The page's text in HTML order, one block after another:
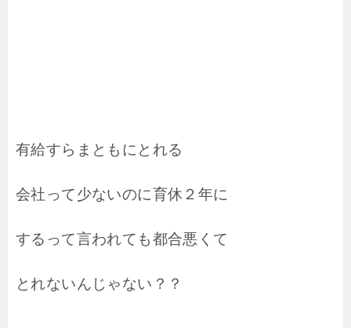
有給すらまともにとれる
会社って少ないのに育休２年に
するって言われても都合悪くて
とれないんじゃない？？